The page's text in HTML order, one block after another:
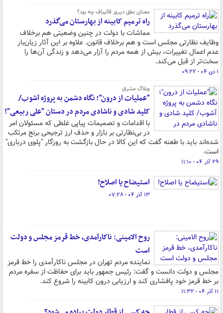
معنای نطق دیروز قالیباف چه بود؟
راه ترمیم کابینه از بهارستان می‌گذرد
مماشات با دولت در چنین وضعیتی هم برخلاف
وظایف نظارتی مجلس است و هم برخلاف قانون. علاوه بر این آثار زیان‌بار
عدم اعمال تغییرات، بیش از همه مردم را آزار می‌دهد و زندگی آن‌ها را
سخت‌تر از قبل می‌کند.
۱ دی ۰۴ - ۰۹:۲۲
وبلاگ مشرق
"عملیات از درون"؛ نگاه دشمن به پروژه آشوب/
کلید شادی و ناشادی مردم در دستان "علی ربیعی"!
با اقدامات و تصمیمات پیاپی غلطی که مسئولان امر
در بی‌نظارتی بر بازار و حذف ارز ترجیحی برنج مرتکب
شده‌اند باید با طعنه گفت که این کالا در حال بازگشت به روزگار "پلوی درباری"
است.
۲۹ آذر ۰۴ - ۱۱:۱۰
استیضاح یا اصلاح!
۱۳ آذر ۰۴ - ۰۷:۲۸
روح الامینی: ناکارآمدی، خط قرمز مجلس و دولت
است
نماینده مردم تهران در مجلس ناکارآمدی را خط قرمز
مجلس و دولت دانست و گفت: رئیس جمهور باید برای حفاظت از سفره مردم
بر خط قرمز خود پافشاری کند و ارزیابی درون کابینه را شروع کند.
۱۱ آذر ۰۴ - ۱۱:۳۲